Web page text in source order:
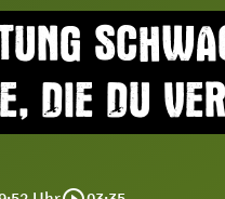
DIE DU